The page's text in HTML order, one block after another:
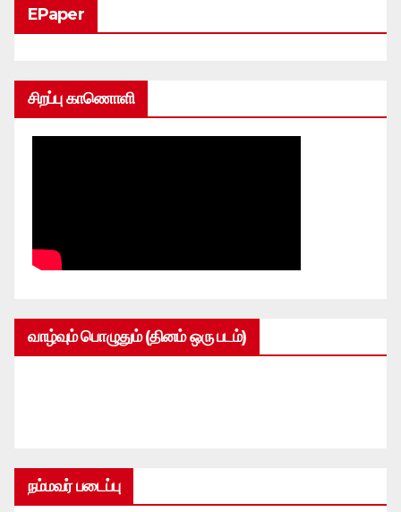
EPaper
சிறப்பு காணொளி
வாழ்வும் பொழுதும் (தினம் ஒரு படம்)
நம்மவர் படைப்பு